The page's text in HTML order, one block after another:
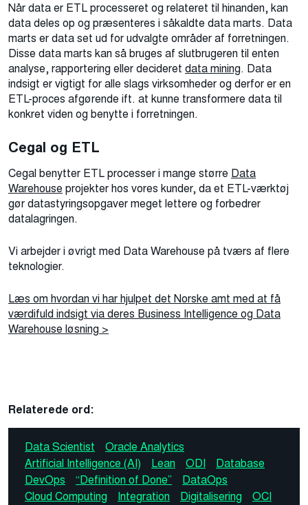
Når data er ETL processeret og relateret til hinanden, kan
data deles op og præsenteres i såkaldte data marts. Data
marts er data set ud for udvalgte områder af forretningen.
Disse data marts kan så bruges af slutbrugeren til enten
analyse, rapportering eller decideret data mining. Data
indsigt er vigtigt for alle slags virksomheder og derfor er en
ETL-proces afgørende ift. at kunne transformere data til
konkret viden og benytte i forretningen.
Cegal og ETL
Cegal benytter ETL processer i mange større Data
Warehouse projekter hos vores kunder, da et ETL-værktøj
gør datastyringsopgaver meget lettere og forbedrer
datalagringen.
Vi arbejder i øvrigt med Data Warehouse på tværs af flere
teknologier.
Læs om hvordan vi har hjulpet det Norske amt med at få
værdifuld indsigt via deres Business Intelligence og Data
Warehouse løsning >
Relaterede ord:
Data Scientist
Oracle Analytics
Artificial Intelligence (AI)
Lean ODI
Database
DevOps
“Definition of Done”
DataOps
Cloud Computing
Integration Digitalisering
OCI